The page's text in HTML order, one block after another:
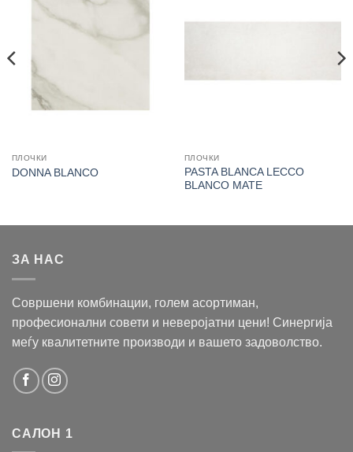
ПЛОЧКИ
DONNA BLANCO
ПЛОЧКИ
PASTA BLANCA LECCO
BLANCO MATE
ЗА НАС
Совршени комбинации, голем асортиман,
професионални совети и неверојатни цени! Синергија
меѓу квалитетните производи и вашето задоволство.
САЛОН 1